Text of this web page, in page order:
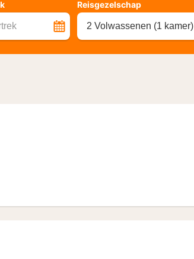
Reisgezelschap
2 Volwassenen (1 kamer)